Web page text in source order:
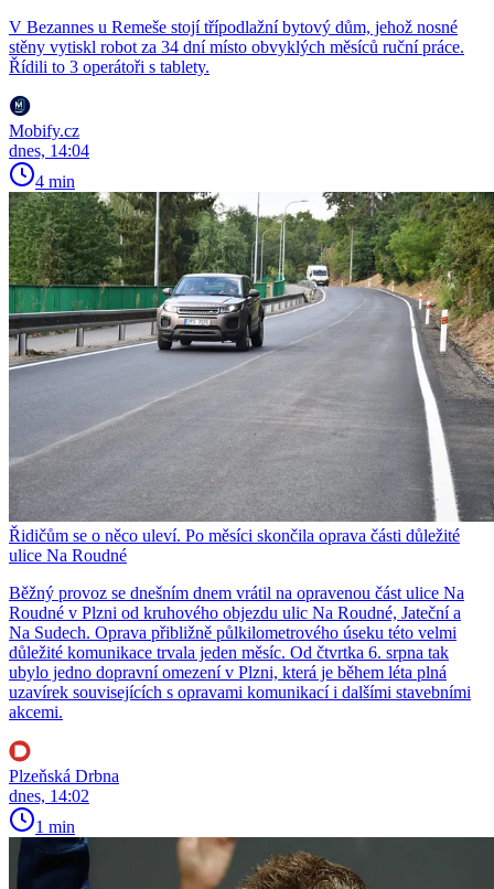
V Bezannes u Remeše stojí třípodlažní bytový dům, jehož nosné
stěny vytiskl robot za 34 dní místo obvyklých měsíců ruční práce.
Řídili to 3 operátoři s tablety.
Mobify.cz
dnes, 14:04
4 min
Řidičům se o něco uleví. Po měsíci skončila oprava části důležité
ulice Na Roudné
Běžný provoz se dnešním dnem vrátil na opravenou část ulice Na
Roudné v Plzni od kruhového objezdu ulic Na Roudné, Jateční a
Na Sudech. Oprava přibližně půlkilometrového úseku této velmi
důležité komunikace trvala jeden měsíc. Od čtvrtka 6. srpna tak
ubylo jedno dopravní omezení v Plzni, která je během léta plná
uzavírek souvisejících s opravami komunikací i dalšími stavebními
akcemi.
Plzeňská Drbna
dnes, 14:02
1 min